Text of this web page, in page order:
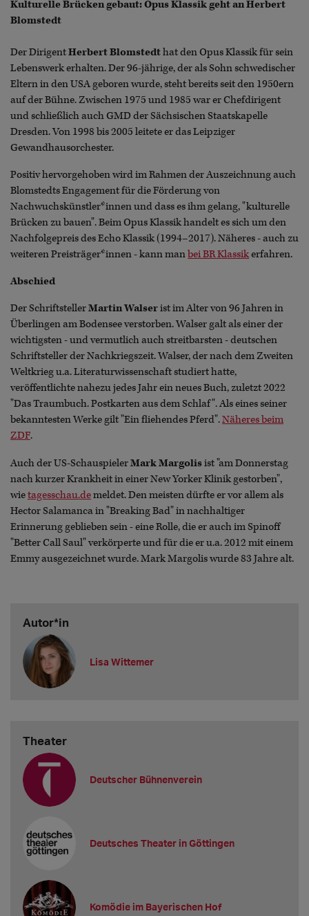
Kulturelle Brücken gebaut: Opus Klassik geht an Herbert
Blomstedt
Der DirigentHerbert Blomstedthat den Opus Klassik für sein
Lebenswerk erhalten. Der 96-jährige, der als Sohn schwedischer
Eltern in den USA geboren wurde, steht bereits seit den 1950ern
auf der Bühne. Zwischen 1975 und 1985 war er Chefdirigent
und schließlich auch GMD der Sächsischen Staatskapelle
Dresden. Von 1998 bis 2005 leitete er das Leipziger
Gewandhausorchester.
Positiv hervorgehoben wird im Rahmen der Auszeichnung auch
Blomstedts Engagement für die Förderung von
Nachwuchskünstler*innen und dass es ihm gelang, "kulturelle
Brücken zu bauen". Beim Opus Klassik handelt es sich um den
Nachfolgepreis des Echo Klassik (1994–2017). Näheres - auch zu
weiteren Preisträger*innen - kann manbei BR Klassikerfahren.
Abschied
Der SchriftstellerMartin Walserist im Alter von 96 Jahren in
Überlingen am Bodensee verstorben. Walser galt als einer der
wichtigsten - und vermutlich auch streitbarsten - deutschen
Schriftsteller der Nachkriegszeit. Walser, der nach dem Zweiten
Weltkrieg u.a. Literaturwissenschaft studiert hatte,
veröffentlichte nahezu jedes Jahr ein neues Buch, zuletzt 2022
"Das Traumbuch. Postkarten aus dem Schlaf". Als eines seiner
bekanntesten Werke gilt "Ein fliehendes Pferd".Näheres beim
ZDF.
Auch der US-SchauspielerMark Margolisist "am Donnerstag
nach kurzer Krankheit in einer New Yorker Klinik gestorben",
wietagesschau.demeldet. Den meisten dürfte er vor allem als
Hector Salamanca in "Breaking Bad" in nachhaltiger
Erinnerung geblieben sein - eine Rolle, die er auch im Spinoff
"Better Call Saul" verkörperte und für die er u.a. 2012 mit einem
Emmy ausgezeichnet wurde. Mark Margolis wurde 83 Jahre alt.
Autor*in
Lisa Wittemer
Theater
Deutscher Bühnenverein
Deutsches Theater in Göttingen
Komödie im Bayerischen Hof